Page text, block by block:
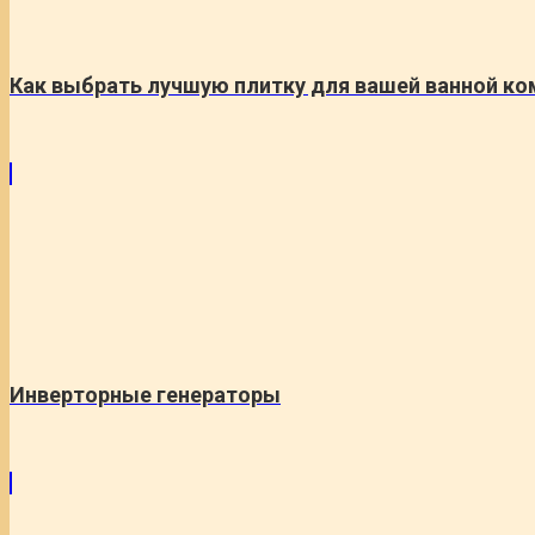
Как выбрать лучшую плитку для вашей ванной
Инверторные генераторы